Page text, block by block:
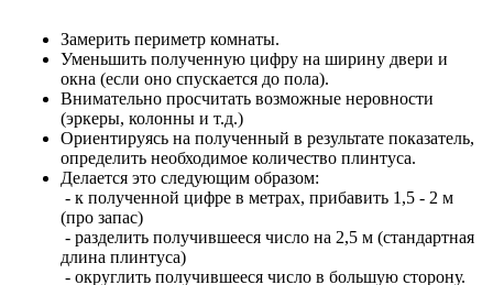
Замерить периметр комнаты.
Уменьшить полученную цифру на ширину двери и
окна (если оно спускается до пола).
Внимательно просчитать возможные неровности
(эркеры, колонны и т.д.)
Ориентируясь на полученный в результате показатель,
определить необходимое количество плинтуса.
Делается это следующим образом:
- к полученной цифре в метрах, прибавить 1,5 - 2 м
(про запас)
- разделить получившееся число на 2,5 м (стандартная
длина плинтуса)
- округлить получившееся число в большую сторону.